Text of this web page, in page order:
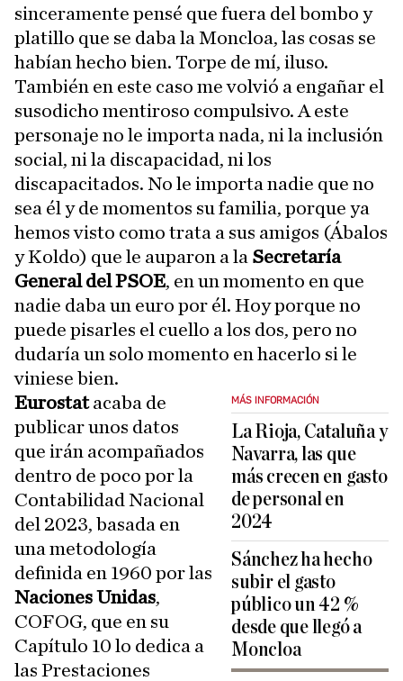
sinceramente pensé que fuera del bombo y
platillo que se daba la Moncloa, las cosas se
habían hecho bien. Torpe de mí, iluso.
También en este caso me volvió a engañar el
susodicho mentiroso compulsivo. A este
personaje no le importa nada, ni la inclusión
social, ni la discapacidad, ni los
discapacitados. No le importa nadie que no
sea él y de momentos su familia, porque ya
hemos visto como trata a sus amigos (Ábalos
y Koldo) que le auparon a la Secretaría
General del PSOE, en un momento en que
nadie daba un euro por él. Hoy porque no
puede pisarles el cuello a los dos, pero no
dudaría un solo momento en hacerlo si le
viniese bien.
MÁS INFORMACIÓN
La Rioja, Cataluña y
Navarra, las que
más crecen en gasto
de personal en
2024
Sánchez ha hecho
subir el gasto
público un 42 %
desde que llegó a
Moncloa
Eurostatacaba de
publicar unos datos
que irán acompañados
dentro de poco por la
Contabilidad Nacional
del 2023, basada en
una metodología
definida en 1960 por las
Naciones Unidas,
COFOG, que en su
Capítulo 10 lo dedica a
las Prestaciones